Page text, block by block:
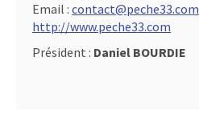
Email : contact@peche33.com
http://www.peche33.com
Président : Daniel BOURDIE